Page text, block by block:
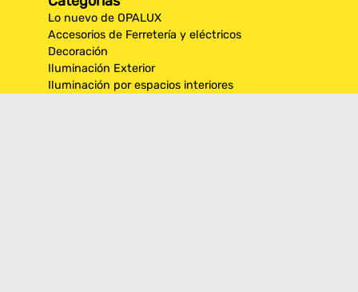
Lo nuevo de OPALUX
Accesorios de Ferretería y eléctricos
Decoración
Iluminación Exterior
Iluminación por espacios interiores